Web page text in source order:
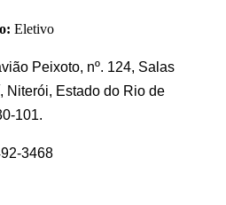
Eletivo
Peixoto, nº. 124, Salas
Niterói, Estado do Rio de
101.
3468